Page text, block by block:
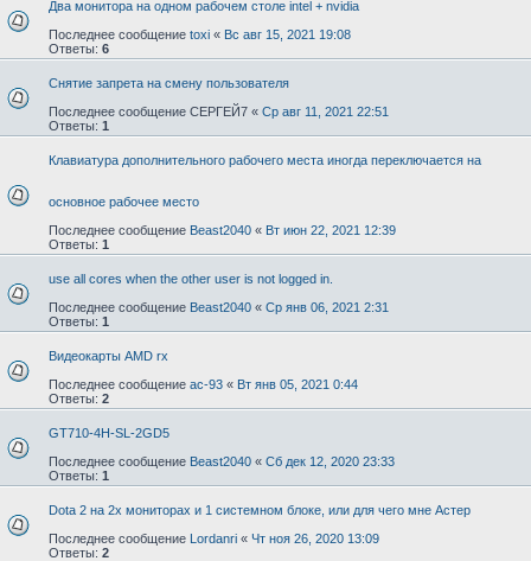
Два монитора на одном рабочем столе intel + nvidia
Последнее сообщение toxi « Вс авг 15, 2021 19:08
Ответы: 6
Снятие запрета на смену пользователя
Последнее сообщение СЕРГЕЙ7 « Ср авг 11, 2021 22:51
Ответы: 1
Клавиатура дополнительного рабочего места иногда переключается на
основное рабочее место
Последнее сообщение Beast2040 « Вт июн 22, 2021 12:39
Ответы: 1
use all cores when the other user is not logged in.
Последнее сообщение Beast2040 « Ср янв 06, 2021 2:31
Ответы: 1
Видеокарты AMD rx
Последнее сообщение ac-93 « Вт янв 05, 2021 0:44
Ответы: 2
GT710-4H-SL-2GD5
Последнее сообщение Beast2040 « Сб дек 12, 2020 23:33
Ответы: 1
Dota 2 на 2х мониторах и 1 системном блоке, или для чего мне Астер
Последнее сообщение Lordanri « Чт ноя 26, 2020 13:09
Ответы: 2